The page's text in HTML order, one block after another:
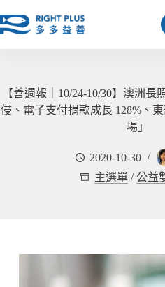
至
【善週報｜10/24-10/30】澳洲長
侵、電子支付捐款成長 128%、
場」
2020-10-30
主選單 /公益